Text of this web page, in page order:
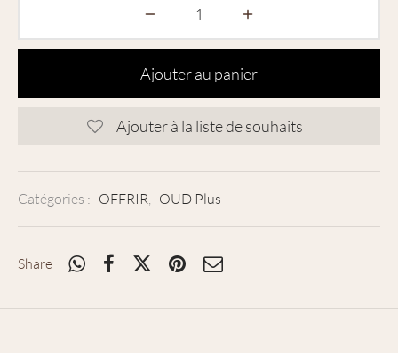
Ajouter au panier
Ajouter à la liste de souhaits
Catégories : OFFRIR, OUD Plus
Share